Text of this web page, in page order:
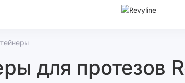
для протезов